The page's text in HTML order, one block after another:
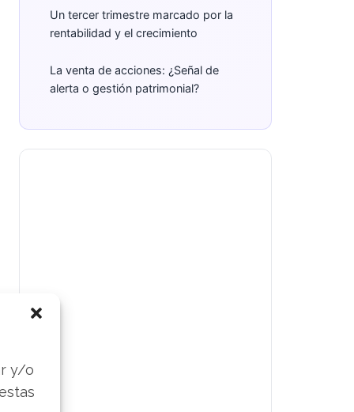
y/o
Un tercer trimestre marcado por la
rentabilidad y el crecimiento
La venta de acciones: ¿Señal de
alerta o gestión patrimonial?